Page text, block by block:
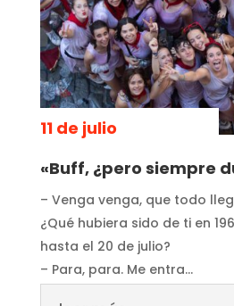
11 de julio
«Buff, ¿pero siempre
– Venga venga, que todo
¿Qué hubiera sido de ti en
hasta el 20 de julio?
– Para, para. Me entra…